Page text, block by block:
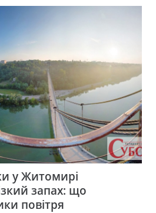
у Житомирі
запах: що
повітря